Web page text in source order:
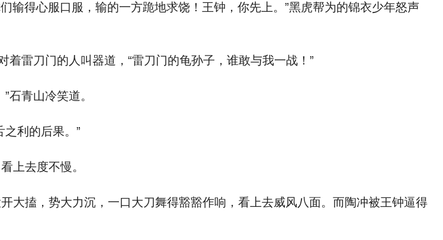
输得心服口服，输的一方跪地求饶！王钟，你先上。”黑虎帮为的锦衣少年怒声
雷刀门的人叫器道，“雷刀门的龟孙子，谁敢与我一战！”
青山冷笑道。
利的后果。”
去度不慢。
搕，势大力沉，一口大刀舞得豁豁作响，看上去威风八面。而陶冲被王钟逼得